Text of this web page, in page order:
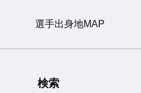
選手出身地MAP
検索